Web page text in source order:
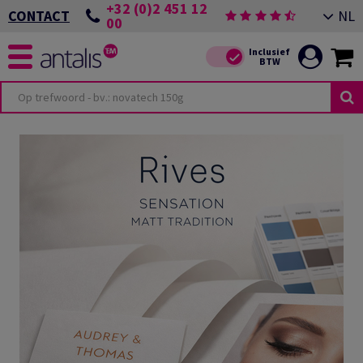
CONTACT +32 (0)2 451 12
00 NL